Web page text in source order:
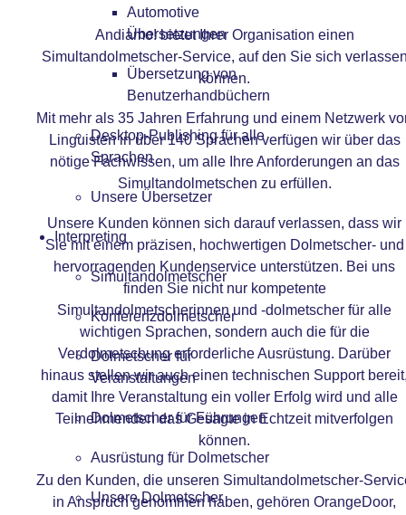
Automotive
Übersetzungen
Übersetzung von
Benutzerhandbüchern
Desktop-Publishing für alle
Sprachen
Unsere Übersetzer
Interpreting
Simultandolmetscher
Konferenzdolmetscher
Dolmetscher für
Veranstaltungen
Dolmetscher für Führungen
Ausrüstung für Dolmetscher
Unsere Dolmetscher
Andiamo! bietet Ihrer Organisation einen
Simultandolmetscher-Service, auf den Sie sich
können.
Mit mehr als 35 Jahren Erfahrung und einem Netzwerk
Linguisten in über 140 Sprachen verfügen wir über das
nötige Fachwissen, um alle Ihre Anforderungen an das
Simultandolmetschen zu erfüllen.
Unsere Kunden können sich darauf verlassen, dass wir
Sie mit einem präzisen, hochwertigen Dolmetscher- und
hervorragenden Kundenservice unterstützen. Bei uns
finden Sie nicht nur kompetente
Simultandolmetscherinnen und -dolmetscher für alle
wichtigen Sprachen, sondern auch die für die
Verdolmetschung erforderliche Ausrüstung. Darüber
hinaus stellen wir auch einen technischen Support
damit Ihre Veranstaltung ein voller Erfolg wird und alle
Teilnehmenden das Gesagte in Echtzeit mitverfolgen
können.
Zu den Kunden, die unseren Simultandolmetscher-
in Anspruch genommen haben, gehören OrangeDoor,